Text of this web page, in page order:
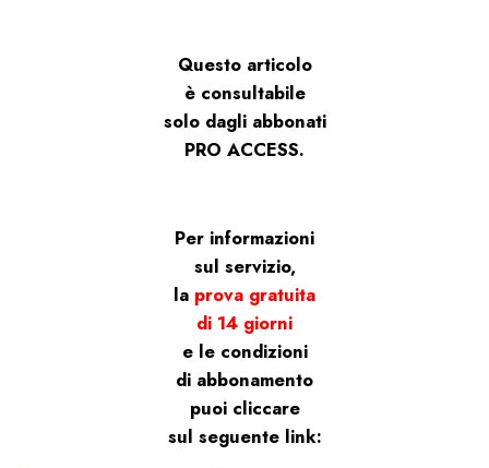
Questo articolo
è consultabile
solo dagli abbonati
PRO ACCESS.
Per informazioni
sul servizio,
la prova gratuita
di 14 giorni
e le condizioni
di abbonamento
puoi cliccare
sul seguente link: